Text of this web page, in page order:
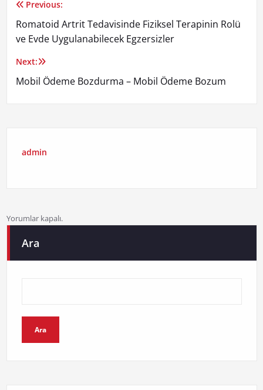
Yazı
gezinmesi
Previous:
Romatoid Artrit Tedavisinde Fiziksel Terapinin Rolü
ve Evde Uygulanabilecek Egzersizler
Next:
Mobil Ödeme Bozdurma – Mobil Ödeme Bozum
admin
Yorumlar kapalı.
Ara
Ara